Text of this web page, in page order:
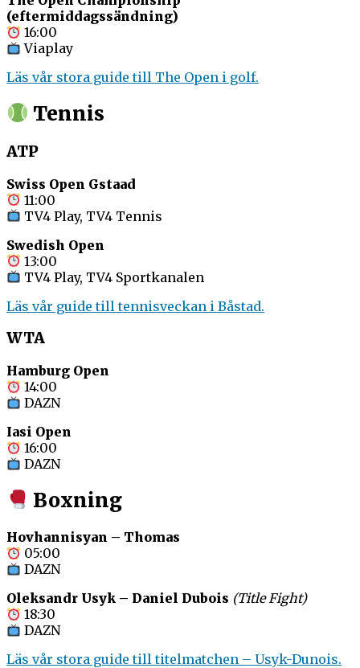
(eftermiddagssändning)
16:00
Viaplay
Läs vår stora guide till The Open i golf.
Tennis
ATP
Swiss Open Gstaad
11:00
TV4 Play, TV4 Tennis
Swedish Open
13:00
TV4 Play, TV4 Sportkanalen
Läs vår guide till tennisveckan i Båstad.
WTA
Hamburg Open
14:00
DAZN
Iasi Open
16:00
DAZN
Boxning
Hovhannisyan – Thomas
05:00
DAZN
Oleksandr Usyk – Daniel Dubois (Title Fight)
18:30
DAZN
Läs vår stora guide till titelmatchen – Usyk-Dunois.